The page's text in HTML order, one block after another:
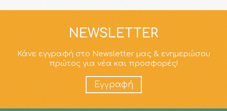
NEWSLETTER
Κάνε εγγραφή στο Newsletter μας & ενημερώσου
πρώτος για νέα και προσφορές!
Εγγραφή